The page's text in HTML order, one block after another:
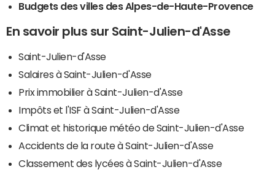
Budgets des villes des Alpes-de-Haute-Provence
En savoir plus sur Saint-Julien-d'Asse
Saint-Julien-d'Asse
Salaires à Saint-Julien-d'Asse
Prix immobilier à Saint-Julien-d'Asse
Impôts et l'ISF à Saint-Julien-d'Asse
Climat et historique météo de Saint-Julien-d'Asse
Accidents de la route à Saint-Julien-d'Asse
Classement des lycées à Saint-Julien-d'Asse